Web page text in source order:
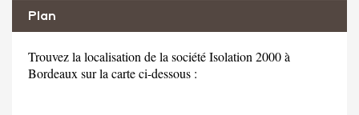
Plan
Trouvez la localisation de la société Isolation 2000 à
Bordeaux sur la carte ci-dessous :